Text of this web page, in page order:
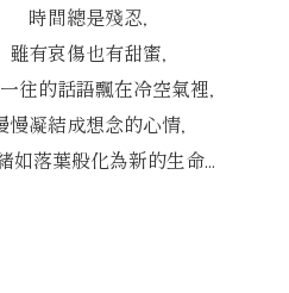
時間總是殘忍，
雖有哀傷也有甜蜜，
往的話語飄在冷空氣裡，
慢凝結成想念的心情，
如落葉般化為新的生命...